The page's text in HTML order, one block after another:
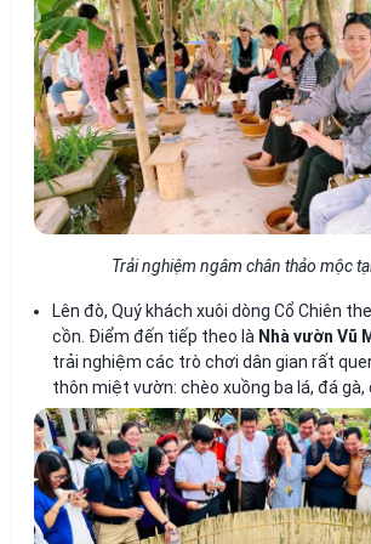
Trải nghiệm ngâm chân thảo mộc
Lên đò, Quý khách xuôi dòng Cổ Chiên
cồn. Điểm đến tiếp theo là Nhà vườn Vũ
trải nghiệm các trò chơi dân gian rất
thôn miệt vườn: chèo xuồng ba lá, đá gà,